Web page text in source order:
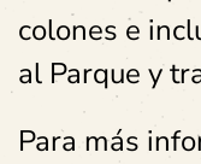
colones e
al Parque y
Para más